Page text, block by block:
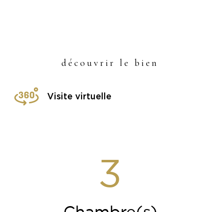
découvrir le bien
Visite virtuelle
3